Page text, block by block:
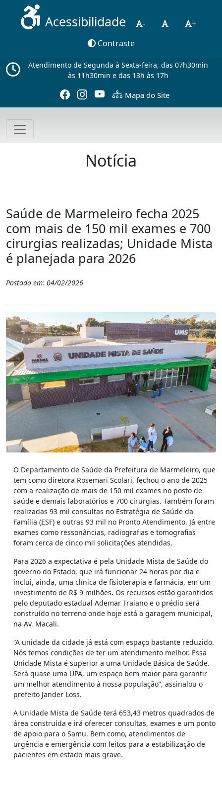
Acessibilidade -
+
Contraste
Atendimento de Segunda à Sexta-feira, das 07h30min
às 11h30min e das 13h às 17h
Mapa do Site
Notícia
Saúde de Marmeleiro fecha 2025
com mais de 150 mil exames e 700
cirurgias realizadas; Unidade Mista
é planejada para 2026
Postado em: 04/02/2026
O Departamento de Saúde da Prefeitura de Marmeleiro, que
tem como diretora Rosemari Scolari, fechou o ano de 2025
com a realização de mais de 150 mil exames no posto de
saúde e demais laboratórios e 700 cirurgias. Também foram
realizadas 93 mil consultas no Estratégia de Saúde da
Família (ESF) e outras 93 mil no Pronto Atendimento. Já entre
exames como ressonâncias, radiografias e tomografias
foram cerca de cinco mil solicitações atendidas.
Para 2026 a expectativa é pela Unidade Mista de Saúde do
governo do Estado, que irá funcionar 24 horas por dia e
inclui, ainda, uma clínica de fisioterapia e farmácia, em um
investimento de R$ 9 milhões. Os recursos estão garantidos
pelo deputado estadual Ademar Traiano e o prédio será
construído no terreno onde hoje está a garagem municipal,
na Av. Macali.
“A unidade da cidade já está com espaço bastante reduzido.
Nós temos condições de ter um atendimento melhor. Essa
Unidade Mista é superior a uma Unidade Básica de Saúde.
Será quase uma UPA, um espaço bem maior para garantir
um melhor atendimento à nossa população”, assinalou o
prefeito Jander Loss.
A Unidade Mista de Saúde terá 653,43 metros quadrados de
área construída e irá oferecer consultas, exames e um ponto
de apoio para o Samu. Bem como, atendimentos de
urgência e emergência com leitos para a estabilização de
pacientes em estado mais grave.